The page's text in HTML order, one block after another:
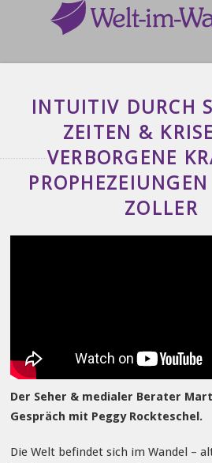
INTUITIV DURCH
ZEITEN &
VERBORGENE
ZOLLER
Der Seher & medialer Berater
Gespräch mit Peggy Rockteschel.
Die Welt befindet sich im Wandel –